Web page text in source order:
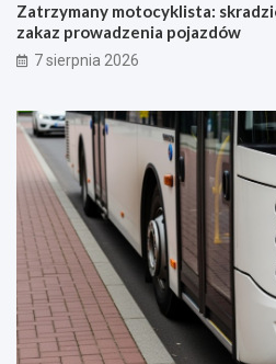
Zatrzymany motocyklista:
zakaz prowadzenia pojazdów
7 sierpnia 2026